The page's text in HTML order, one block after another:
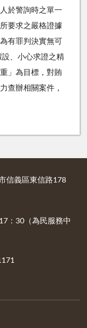
於警詢時之單一
要求之嚴格證據
有罪判決實無可
、小心求證之精
」為目標，對賄
查辦相關案件，
信義區東信路178
：30（為民服務中